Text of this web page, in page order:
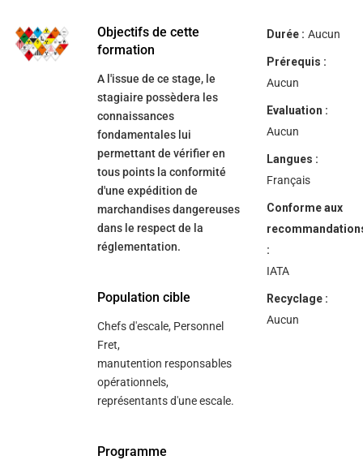
Objectifs de cette
formation
A l'issue de ce stage, le
stagiaire possèdera les
connaissances
fondamentales lui
permettant de vérifier en
tous points la conformité
d'une expédition de
marchandises dangereuses
dans le respect de la
réglementation.
Population cible
Chefs d'escale, Personnel
Fret,
manutention responsables
opérationnels,
représentants d'une escale.
Programme
Durée : Aucun
Prérequis :
Aucun
Evaluation :
Aucun
Langues :
Français
Conforme aux
:
IATA
Recyclage :
Aucun